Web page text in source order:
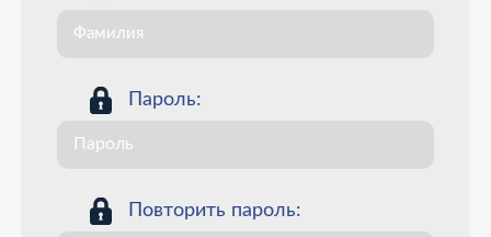
Пароль:
Повторить пароль: